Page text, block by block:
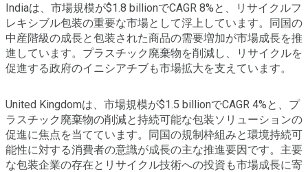
Indiaは、市場規模が$1.8 billionでCAGR 8%と、リサイクルフ
レキシブル包装の重要な市場として浮上しています。同国の
中産階級の成長と包装された商品の需要増加が市場成長を推
進しています。プラスチック廃棄物を削減し、リサイクルを
促進する政府のイニシアチブも市場拡大を支えています。
United Kingdomは、市場規模が$1.5 billionでCAGR 4%と、プ
ラスチック廃棄物の削減と持続可能な包装ソリューションの
促進に焦点を当てています。同国の規制枠組みと環境持続可
能性に対する消費者の意識が成長の主な推進要因です。主要
な包装企業の存在とリサイクル技術への投資も市場成長に寄